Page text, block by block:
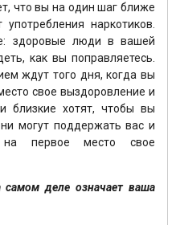
что вы на один шаг ближе
наркотиков.
здоровые люди в вашей
как вы поправляетесь.
ждут того дня, когда вы
свое выздоровление и
близкие хотят, чтобы вы
могут поддержать вас и
на первое место свое
самом деле означает ваша